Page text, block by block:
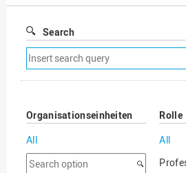
Search
Remove
search
filter
Organisationseinheiten
All
Search
Rolle
All